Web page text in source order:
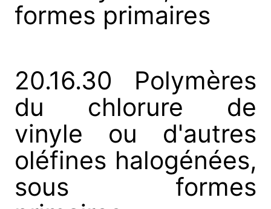
formes primaires
20.16.30 Polymères
du chlorure de
vinyle ou d'autres
oléfines halogénées,
sous formes